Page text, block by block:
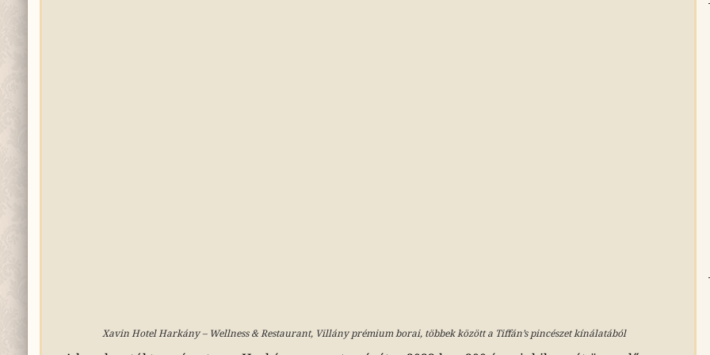
Xavin Hotel Harkány – Wellness & Restaurant, Villány prémium borai, többek között a Tiffán’s pincészet kínálatából